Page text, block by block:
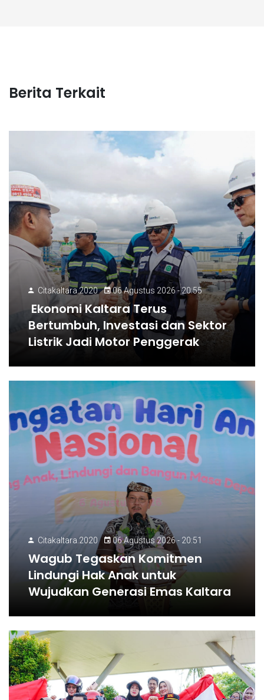
Berita Terkait
Citakaltara.2020 06 Agustus 2026 - 20:55
Ekonomi Kaltara Terus
Bertumbuh, Investasi dan Sektor
Listrik Jadi Motor Penggerak
Citakaltara.2020 06 Agustus 2026 - 20:51
Wagub Tegaskan Komitmen
Lindungi Hak Anak untuk
Wujudkan Generasi Emas Kaltara